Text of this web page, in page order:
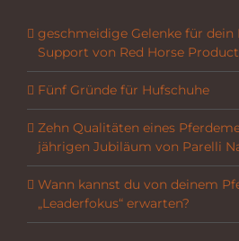
geschmeidige Gelenke für dein
Support von Red Horse
Fünf Gründe für Hufschuhe
Zehn Qualitäten eines
jährigen Jubiläum von Parelli
Wann kannst du von deinem
„Leaderfokus“ erwarten?